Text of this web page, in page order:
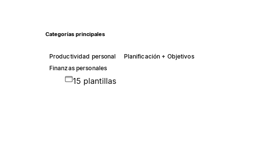
Categorías principales
Productividad personal
Planificación + Objetivos
Finanzas personales
15 plantillas